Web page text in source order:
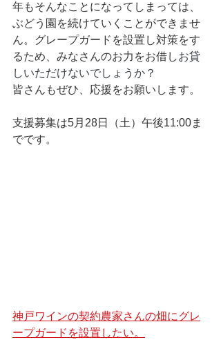
年もそんなことになってしまっては、
ぶどう園を続けていくことができませ
ん。グレープガードを設置し対策をす
るため、みなさんのお力をお借しお貸
しいただけないでしょうか？
皆さんもぜひ、応援をお願いします。
支援募集は5月28日（土）午後11:00ま
でです。
神戸ワインの契約農家さんの畑にグレ
ープガードを設置したい。